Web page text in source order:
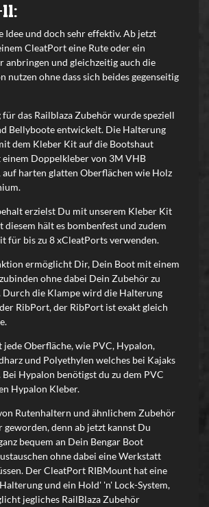
Idee und doch sehr effektiv. Ab jetzt
CleatPort eine Rute oder ein
anbringen und gleichzeitig auch die
nutzen ohne dass sich beides gegenseitig
das Railblaza Zubehör wurde speziell
Bellyboote entwickelt. Die Halterung
dem Kleber Kit auf die Bootshaut
Doppelkleber von 3M VHB
auf harten glatten Oberflächen wie Holz
erzielst Du mit unserem Kleber Kit
diesem hält es bombenfest und zudem
für bis zu 8 xCleatPorts verwenden.
ermöglicht Dir, Dein Boot mit einem
ohne dabei Dein Zubehör zu
Durch die Klampe wird die Halterung
RibPort, der RibPort ist exakt gleich
jede Oberfläche, wie PVC, Hypalon,
und Polyethylen welches bei Kajaks
Hypalon benötigst du zu dem PVC
Hypalon Kleber.
Rutenhaltern und ähnlichem Zubehör
geworden, denn ab jetzt kannst Du
bequem an Dein Bengar Boot
ohne dabei eine Werkstatt
Der CleatPort RIBMount hat eine
und ein Hold' 'n' Lock-System,
jegliches RailBlaza Zubehör